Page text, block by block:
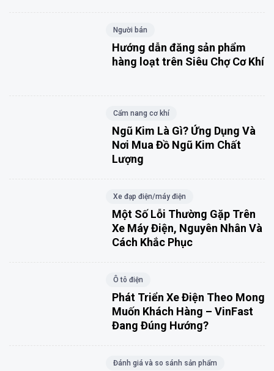
Người bán
Hướng dẫn đăng sản phẩm
hàng loạt trên Siêu Chợ Cơ Khí
Cẩm nang cơ khí
Ngũ Kim Là Gì? Ứng Dụng Và
Nơi Mua Đồ Ngũ Kim Chất
Lượng
Xe đạp điện/máy điện
Một Số Lỗi Thường Gặp Trên
Xe Máy Điện, Nguyên Nhân Và
Cách Khắc Phục
Ô tô điện
Phát Triển Xe Điện Theo Mong
Muốn Khách Hàng – VinFast
Đang Đúng Hướng?
Đánh giá và so sánh sản phẩm